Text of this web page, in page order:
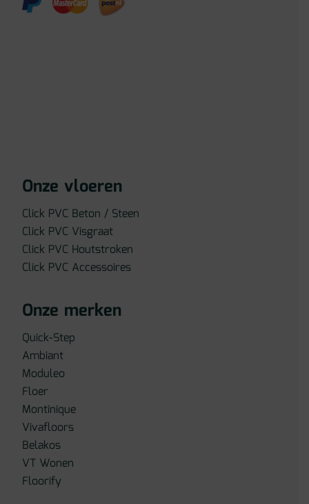
Onze vloeren
Click PVC Beton / Steen
Click PVC Visgraat
Click PVC Houtstroken
Click PVC Accessoires
Onze merken
Quick-Step
Ambiant
Moduleo
Floer
Montinique
Vivafloors
Belakos
VT Wonen
Floorify